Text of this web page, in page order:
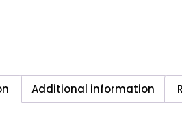
Additional information